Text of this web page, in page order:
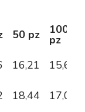
50 pz 100
pz
16,21
15,62
18,44
17,02